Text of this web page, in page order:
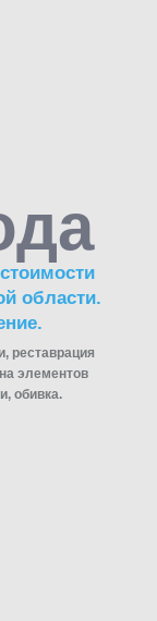
области.
реставрация
элементов
обивка.